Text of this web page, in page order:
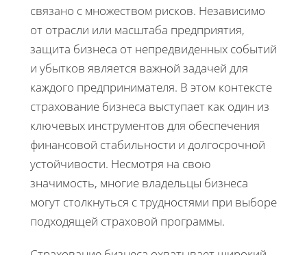
связано с множеством рисков. Независимо
от отрасли или масштаба предприятия,
защита бизнеса от непредвиденных событий
и убытков является важной задачей для
каждого предпринимателя. В этом контексте
страхование бизнеса выступает как один из
ключевых инструментов для обеспечения
финансовой стабильности и долгосрочной
устойчивости. Несмотря на свою
значимость, многие владельцы бизнеса
могут столкнуться с трудностями при выборе
подходящей страховой программы.